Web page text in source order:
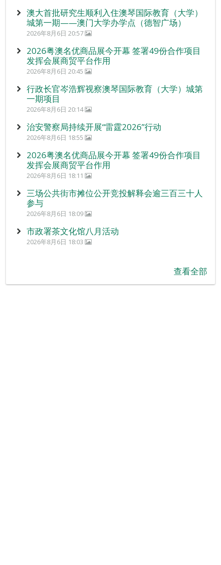
澳大首批研究生顺利入住澳琴国际教育（大学）
城第一期——澳门大学办学点（德智广场）
2026年8月6日 20:57
2026粤澳名优商品展今开幕 签署49份合作项目
发挥会展商贸平台作用
2026年8月6日 20:45
行政长官岑浩辉视察澳琴国际教育（大学）城第
一期项目
2026年8月6日 20:14
治安警察局持续开展“雷霆2026”行动
2026年8月6日 18:55
2026粤澳名优商品展今开幕 签署49份合作项目
发挥会展商贸平台作用
2026年8月6日 18:11
三场公共街市摊位公开竞投解释会逾三百三十人
参与
2026年8月6日 18:09
市政署茶文化馆八月活动
2026年8月6日 18:03
查看全部